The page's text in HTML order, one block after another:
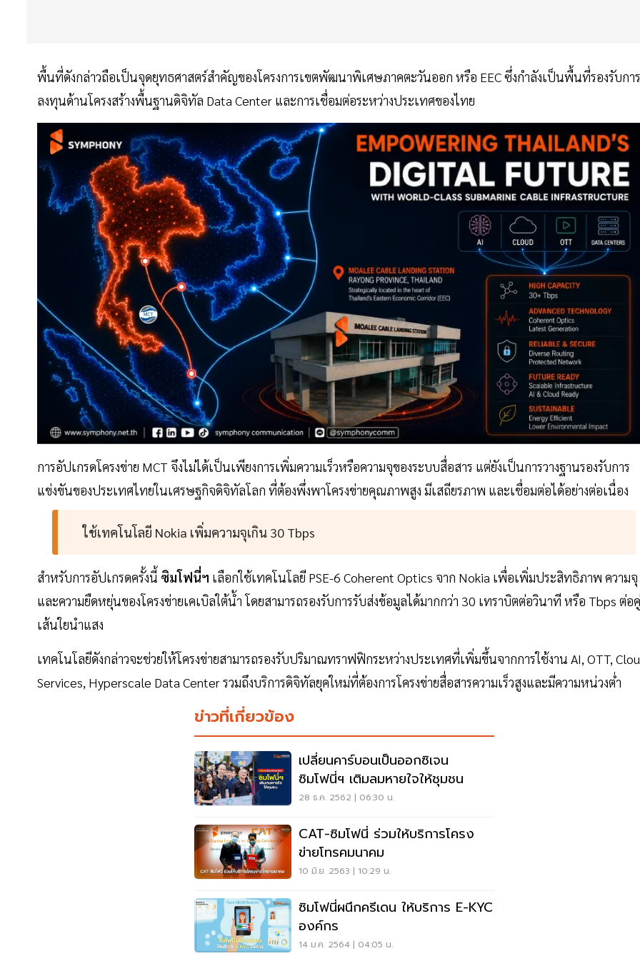
พื้นที่ดังกล่าวถือเป็นจุดยุทธศาสตร์สำคัญของโครงการเขตพัฒนาพิเศษภาคตะวันออก หรือ EEC ซึ่งกำลังเป็นพื้นที่รองรับการ
ลงทุนด้านโครงสร้างพื้นฐานดิจิทัล Data Center และการเชื่อมต่อระหว่างประเทศของไทย
การอัปเกรดโครงข่าย MCT จึงไม่ได้เป็นเพียงการเพิ่มความเร็วหรือความจุของระบบสื่อสาร แต่ยังเป็นการวางฐานรองรับการ
แข่งขันของประเทศไทยในเศรษฐกิจดิจิทัลโลก ที่ต้องพึ่งพาโครงข่ายคุณภาพสูง มีเสถียรภาพ และเชื่อมต่อได้อย่างต่อเนื่อง
ใช้เทคโนโลยี Nokia เพิ่มความจุเกิน 30 Tbps
สำหรับการอัปเกรดครั้งนี้ ซิมโฟนี่ฯ เลือกใช้เทคโนโลยี PSE-6 Coherent Optics จาก Nokia เพื่อเพิ่มประสิทธิภาพ ความจุ
และความยืดหยุ่นของโครงข่ายเคเบิลใต้น้ำ โดยสามารถรองรับการรับส่งข้อมูลได้มากกว่า 30 เทราบิตต่อวินาที หรือ Tbps ต่อคู่
เส้นใยนำแสง
เทคโนโลยีดังกล่าวจะช่วยให้โครงข่ายสามารถรองรับปริมาณทราฟฟิกระหว่างประเทศที่เพิ่มขึ้นจากการใช้งาน AI, OTT,
Services, Hyperscale Data Center รวมถึงบริการดิจิทัลยุคใหม่ที่ต้องการโครงข่ายสื่อสารความเร็วสูงและมีความหน่วงต่ำ
ข่าวที่เกี่ยวข้อง
เปลี่ยนคาร์บอนเป็นออกซิเจน
ซิมโฟนี่ฯ เติมลมหายใจให้ชุมชน
28 ธ.ค. 2562 | 06:30 น.
CAT-ซิมโฟนี่ ร่วมให้บริการโครง
ข่ายโทรคมนาคม
10 มิ.ย. 2563 | 10:29 น.
ซิมโฟนี่ผนึกครีเดน ให้บริการ E-KYC
องค์กร
14 ม.ค. 2564 | 04:05 น.